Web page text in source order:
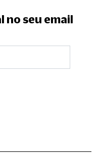
no seu email